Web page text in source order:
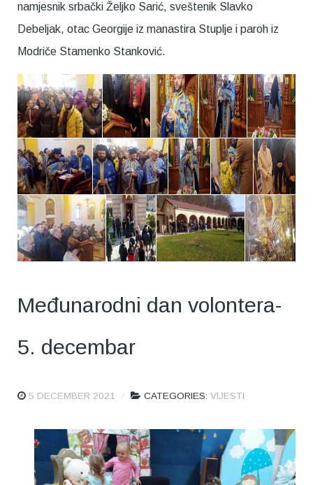
namjesnik srbački Željko Sarić, sveštenik Slavko
Debeljak, otac Georgije iz manastira Stuplje i paroh iz
Modriče Stamenko Stanković.
Međunarodni dan volontera-
5. decembar
5 DECEMBER 2021 CATEGORIES: VIJESTI